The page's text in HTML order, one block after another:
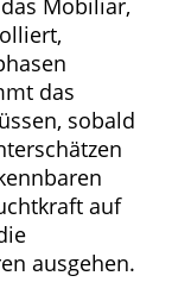
Mobiliar,
das
sobald
auf
ausgehen.